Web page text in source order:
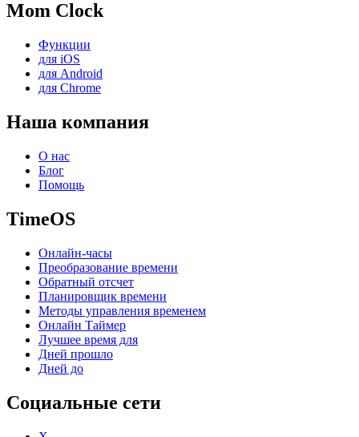
Mom Clock
Функции
для iOS
для Android
для Chrome
Наша компания
О нас
Блог
Помощь
TimeOS
Онлайн-часы
Преобразование времени
Обратный отсчет
Планировщик времени
Методы управления временем
Онлайн Таймер
Лучшее время для
Дней прошло
Дней до
Социальные сети